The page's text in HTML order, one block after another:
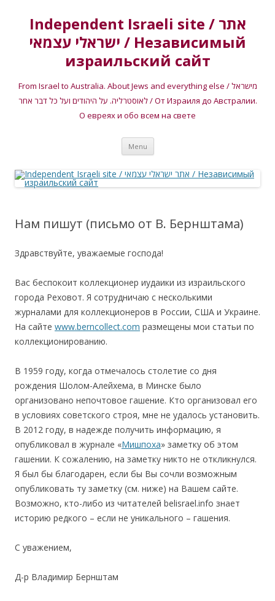
Independent Israeli site / אתר
ישראלי עצמאי / Независимый
израильский сайт
From Israel to Australia. About Jews and everything else / מישראל
לאוסטרליה. על היהודים ועל כל דבר אחר / От Израиля до Австралии.
О евреях и обо всем на свете
Menu Skip
content
Нам пишут (письмо от В. Бернштама)
Здравствуйте, уважаемые господа!
Вас беспокоит коллекционер иудаики из израильского
города Реховот. Я сотрудничаю с несколькими
журналами для коллекционеров в России, США и Украине.
На сайте www.berncollect.com размещены мои статьи по
коллекционированию.
В 1959 году, когда отмечалось столетие со дня
рождения Шолом-Алейхема, в Минске было
организовано непочтовое гашение. Кто организовал его
в условиях советского строя, мне не удалось установить.
В 2012 году, в надежде получить информацию, я
опубликовал в журнале «Мишпоха» заметку об этом
гашении. К сожалению, на заметку никто не откликнулся.
Я был бы благодарен, если бы Вы сочли возможным
опубликовать ту заметку (см. ниже) на Вашем сайте.
Возможно, кто-либо из читателей belisrael.info знает
историю редкого – если не уникального – гашения.
С уважением,
Д-р Владимир Бернштам